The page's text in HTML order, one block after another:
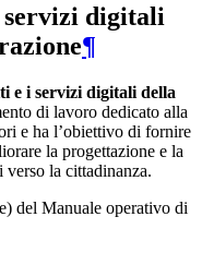
digitali
¶
e i servizi digitali della
di lavoro dedicato alla
e ha l’obiettivo di fornire
la progettazione e la
la cittadinanza.
del Manuale operativo di